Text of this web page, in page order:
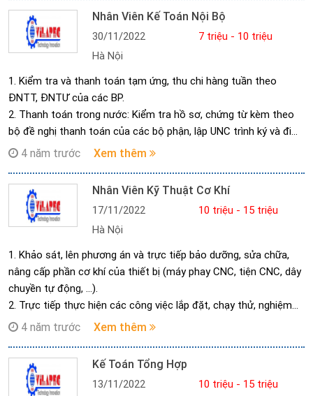
- Thanh toán trong nước: Kiểm tra hồ sơ, chứng từ kèm theo
bộ đề nghị thanh toán của các bộ phận, lập UNC trình ký và đi
UNC, rút sec khi có yêu cầu.
- Làm hồ sơ vay và theo dõi các khoản vay ngân hàng.
- Tổng hợp công nợ trong nước và hợp đồng ngoại.
- Hạn mức ngân hàng: Theo dõi thời hạn Hạn mức tín dụng ngân
hàng VCB. Nếu hết hạn, chuẩn bị Hồ sơ trình tái cấp hạn mức
(theo yêu cầu của ngân hàng).
- Lập kế hoạch thanh toán theo quy định.
3. Về tài chính:
- Tổng hợp chi phí phát sinh theo từng hợp đồng.
- Tổng hợp các khoản chi tiêu trong toàn công ty.
- Theo dõi các khoản chi phí khác.
Nhân Viên Kế Toán Nội Bộ
30/11/2022
7 triệu - 10 triệu
Hà Nội
1. Kiểm tra và thanh toán tạm ứng, thu chi hàng tuần theo
ĐNTT, ĐNTƯ của các BP.
2. Thanh toán trong nước: Kiểm tra hồ sơ, chứng từ kèm theo
bộ đề nghị thanh toán của các bộ phận, lập UNC trình ký và đi
UNC, rút sec khi có yêu cầu.
đề nghị mở LC, đề nghị thanh toán của các bộ phận, lập công
văn mua ngoại tệ, đi thanh toán.
4. Làm hồ sơ vay và theo dõi các khoản vay ngân hàng.
5. Lập kế hoạch thanh toán theo quy định.
6. Tổng hợp chi phí phát sinh trong toàn Công ty
4 năm trước Xem thêm
Nhân Viên Kỹ Thuật Cơ Khí
17/11/2022
10 triệu - 15 triệu
Hà Nội
1. Khảo sát, lên phương án và trực tiếp bảo dưỡng, sửa chữa,
nâng cấp phần cơ khí của thiết bị (máy phay CNC, tiện CNC, dây
chuyền tự động, …).
2. Trực tiếp thực hiện các công việc lắp đặt, chạy thử, nghiệm
thu và chuyển giao công nghệ các thiết bị, dây chuyền công
3. Chịu trách nhiệm về kỹ thuật trong quá trình demo giới thiệu
sản phẩm của công ty cho khách hàng.
4. Thực hiện các công việc khác do Trưởng Bộ phận và lãnh đạo
4 năm trước Xem thêm
Kế Toán Tổng Hợp
13/11/2022
10 triệu - 15 triệu